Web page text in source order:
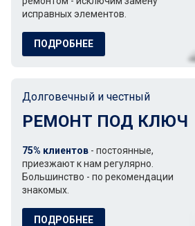
исправных элементов.
ПОДРОБНЕЕ
Долговечный и честный
РЕМОНТ ПОД КЛЮЧ
75% клиентов - постоянные,
приезжают к нам регулярно.
Большинство - по рекомендации
знакомых.
ПОДРОБНЕЕ